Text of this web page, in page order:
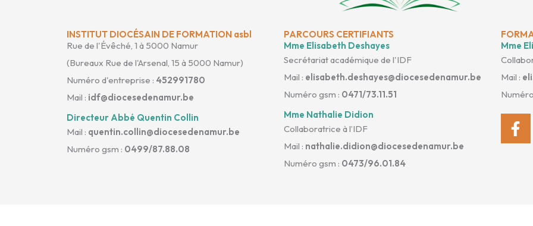
INSTITUT DIOCÉSAIN DE FORMATION asbl
Rue de l'Évêché, 1 à 5000 Namur
(Bureaux Rue de l'Arsenal, 15 à 5000 Namur)
Numéro d'entreprise : 452991780
Mail : idf@diocesedenamur.be
Directeur Abbé Quentin Collin
Mail : quentin.collin@diocesedenamur.be
Numéro gsm : 0499/87.88.08
PARCOURS CERTIFIANTS
Mme Elisabeth Deshayes
Secrétariat académique de l'IDF
Mail : elisabeth.deshayes@diocesedenamur.be
Numéro gsm : 0471/73.11.51
Mme Nathalie Didion
Collaboratrice à l’IDF
Mail : nathalie.didion@diocesedenamur.be
Numéro gsm : 0473/96.01.84
Mme
Mail :
f